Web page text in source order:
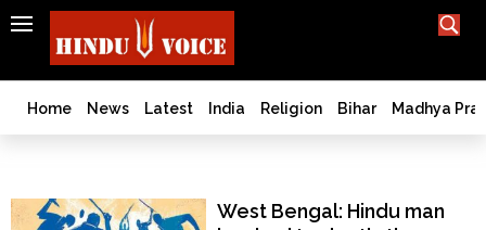
SEARCH
India
Bangladesh
West
History
Home News Latest India Religion Bihar Madhya
West Bengal: Hindu man